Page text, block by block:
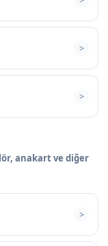
anakart ve diğer